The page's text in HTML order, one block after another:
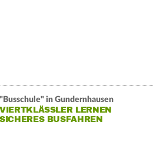
"Busschule" in Gundernhausen
VIERTKLÄSSLER LERNEN
SICHERES BUSFAHREN